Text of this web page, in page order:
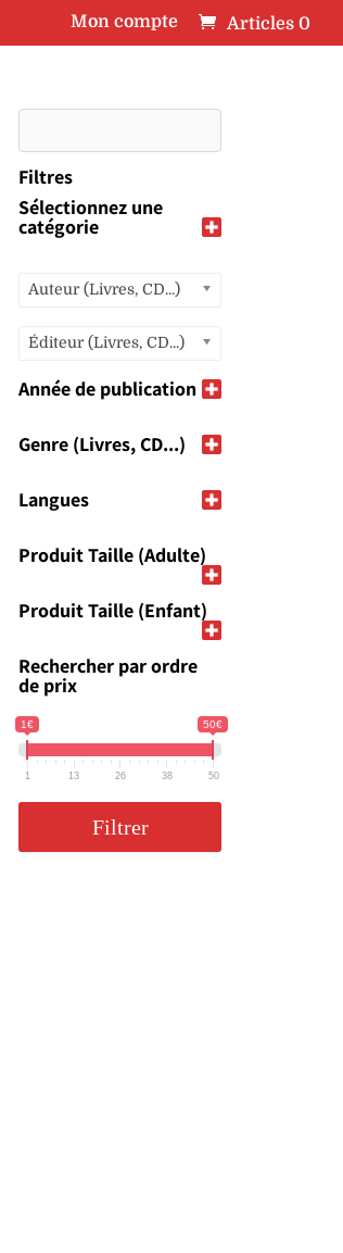
Mon compte Articles 0
Filtres
Sélectionnez une
catégorie
Auteur (Livres, CD...)
Éditeur (Livres, CD...)
Année de publication
Genre (Livres, CD...)
Langues
Produit Taille (Adulte)
Produit Taille (Enfant)
Rechercher par ordre
de prix
1€ 50€
1 13 26 38 50
Filtrer